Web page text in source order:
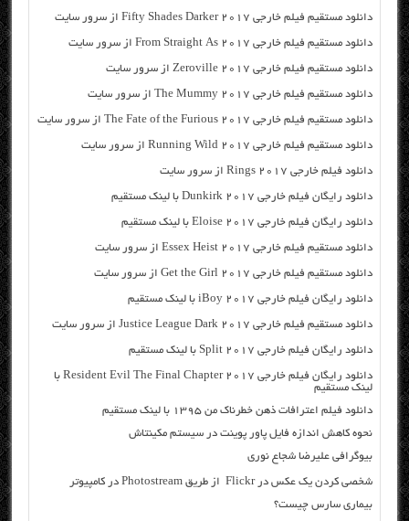
دانلود مستقیم فیلم خارجی Fifty Shades Darker 2017 از سرور سایت
دانلود مستقیم فیلم خارجی From Straight As 2017 از سرور سایت
دانلود مستقیم فیلم خارجی Zeroville 2017 از سرور سایت
دانلود مستقیم فیلم خارجی The Mummy 2017 از سرور سایت
دانلود مستقیم فیلم خارجی The Fate of the Furious 2017 از سرور سایت
دانلود مستقیم فیلم خارجی Running Wild 2017 از سرور سایت
دانلود فیلم خارجی Rings 2017 از سرور سایت
دانلود رایگان فیلم خارجی Dunkirk 2017 با لینک مستقیم
دانلود رایگان فیلم خارجی Eloise 2017 با لینک مستقیم
دانلود مستقیم فیلم خارجی Essex Heist 2017 از سرور سایت
دانلود مستقیم فیلم خارجی Get the Girl 2017 از سرور سایت
دانلود رایگان فیلم خارجی iBoy 2017 با لینک مستقیم
دانلود مستقیم فیلم خارجی Justice League Dark 2017 از سرور سایت
دانلود رایگان فیلم خارجی Split 2017 با لینک مستقیم
دانلود رایگان فیلم خارجی Resident Evil The Final Chapter 2017 با
لینک مستقیم
دانلود فیلم اعترافات ذهن خطرناک من ۱۳۹۵ با لینک مستقیم
نحوه کاهش اندازه فایل پاور پوینت در سیستم مکینتاش
بیوگرافی علیرضا شجاع نوری
شخصی کردن یک عکس در Flickr از طریق Photostream در کامپیوتر
بیماری سارس چیست؟